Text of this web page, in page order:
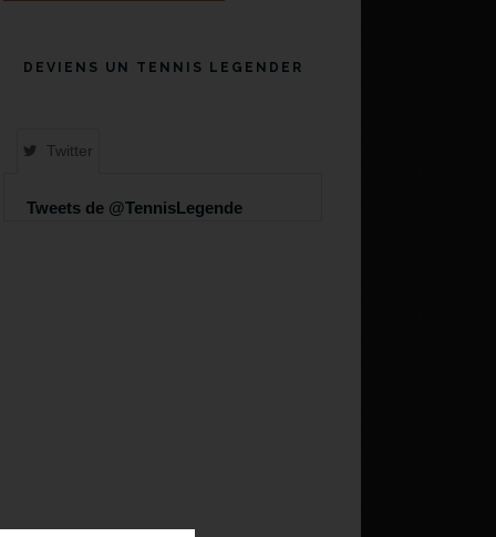
DEVIENS UN TENNIS LEGENDER
Twitter
Tweets de @TennisLegende